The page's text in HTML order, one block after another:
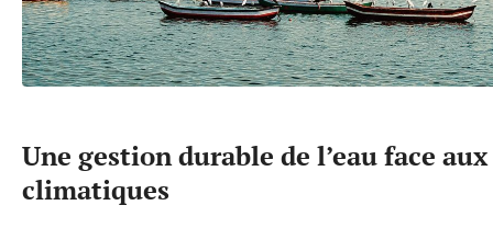
Une gestion durable de l’eau face
climatiques